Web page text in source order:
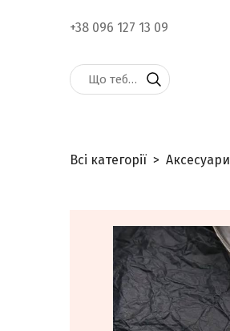
+38 096 127 13 09
Всі категорії Аксесуари